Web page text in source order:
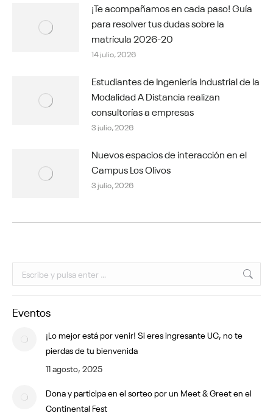
¡Te acompañamos en cada paso! Guía
para resolver tus dudas sobre la
matrícula 2026-20
14 julio, 2026
Estudiantes de Ingeniería Industrial de la
Modalidad A Distancia realizan
consultorías a empresas
3 julio, 2026
Nuevos espacios de interacción en el
Campus Los Olivos
3 julio, 2026
Buscar:
Eventos
¡Lo mejor está por venir! Si eres ingresante UC, no te
pierdas de tu bienvenida
11 agosto, 2025
Dona y participa en el sorteo por un Meet & Greet en el
Continental Fest